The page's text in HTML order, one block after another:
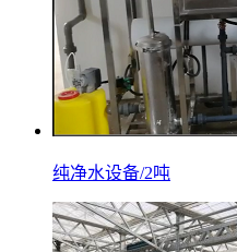
纯净水设备/2吨